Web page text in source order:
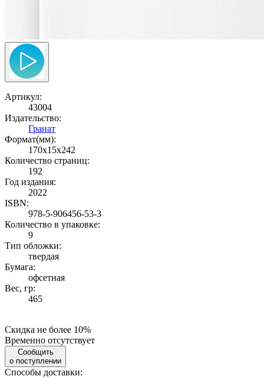
Артикул:
43004
Издательство:
Гранат
Формат(мм):
170x15x242
Количество страниц:
192
Год издания:
2022
ISBN:
978-5-906456-53-3
Количество в упаковке:
9
Тип обложки:
твердая
Бумага:
офсетная
Вес, гр:
465
Скидка не более 10%
Временно отсутствует
Сообщить
о поступлении
Способы доставки: